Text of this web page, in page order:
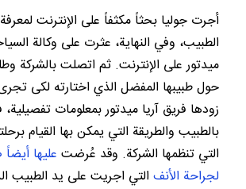
أجرت جوليا بحثاً مکثفاً على الإنترنت
الطبيب، وفي النهاية، عثرت على وكالة
میدتور على الإنترنت. ثم اتصلت بالشركة
حول طبيبها المفضل الذي اختارته لکی تجری
زودها فريق آریا میدتور بمعلومات تفصيلية،
بالطبيب والطريقة التي يمكن بها القيام
التي تنظمها الشركة. وقد عُرضت عليها
لجراحة الأنفالتي اجریت علی ید الطبیب